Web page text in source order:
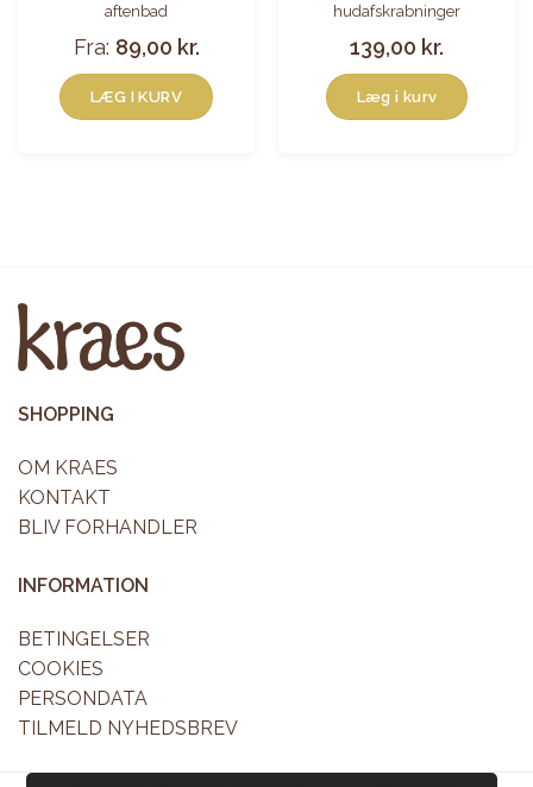
aftenbad
Fra: 89,00 kr.
LÆG I KURV
Mulighederne
kan
hudafskrabninger
139,00 kr.
Læg i kurv
SHOPPING
OM KRAES
KONTAKT
BLIV FORHANDLER
INFORMATION
BETINGELSER
COOKIES
PERSONDATA
TILMELD NYHEDSBREV